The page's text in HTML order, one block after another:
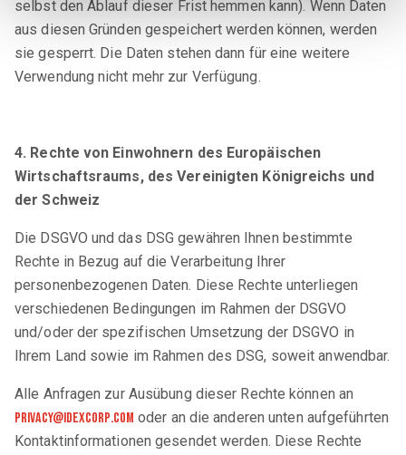
selbst den Ablauf dieser Frist hemmen kann). Wenn Daten
aus diesen Gründen gespeichert werden können, werden
sie gesperrt. Die Daten stehen dann für eine weitere
Verwendung nicht mehr zur Verfügung.
4. Rechte von Einwohnern des Europäischen
Wirtschaftsraums, des Vereinigten Königreichs und
der Schweiz
Die DSGVO und das DSG gewähren Ihnen bestimmte
Rechte in Bezug auf die Verarbeitung Ihrer
personenbezogenen Daten. Diese Rechte unterliegen
verschiedenen Bedingungen im Rahmen der DSGVO
und/oder der spezifischen Umsetzung der DSGVO in
Ihrem Land sowie im Rahmen des DSG, soweit anwendbar.
Alle Anfragen zur Ausübung dieser Rechte können an
privacy@idexcorp.com oder an die anderen unten aufgeführten
Kontaktinformationen gesendet werden. Diese Rechte